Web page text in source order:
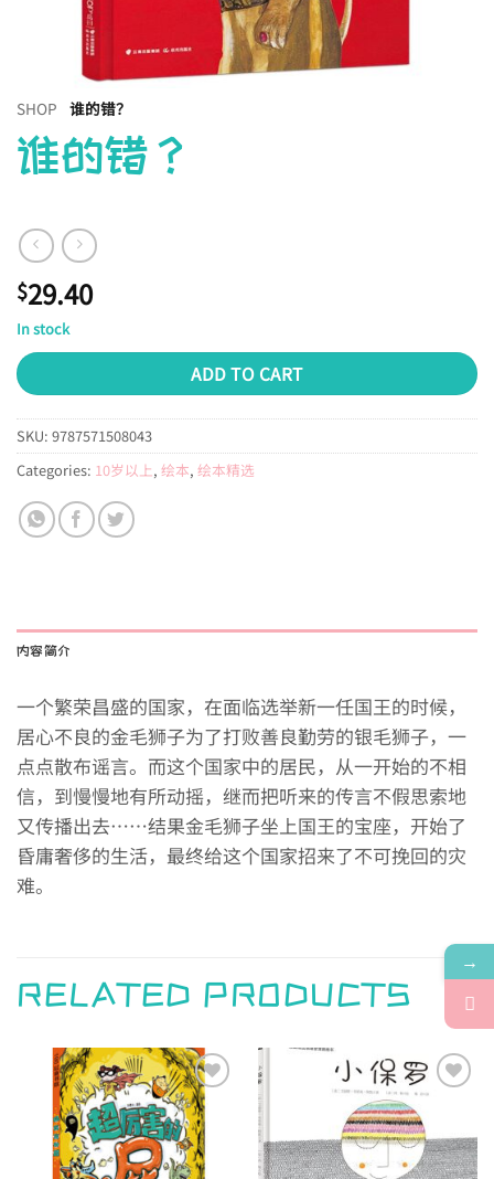
SHOP 谁的错？
谁的错？
$29.40
In stock
ADD TO CART
SKU: 9787571508043
Categories: 10岁以上, 绘本, 绘本精选
内容简介
一个繁荣昌盛的国家，在面临选举新一任国王的时候，
居心不良的金毛狮子为了打败善良勤劳的银毛狮子，一
点点散布谣言。而这个国家中的居民，从一开始的不相
信，到慢慢地有所动摇，继而把听来的传言不假思索地
又传播出去……结果金毛狮子坐上国王的宝座，开始了
昏庸奢侈的生活，最终给这个国家招来了不可挽回的灾
难。
RELATED PRODUCTS
Add to
wishlist
→